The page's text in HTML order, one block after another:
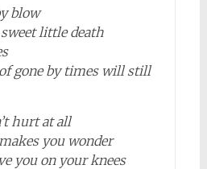
blow
little death
gone by times will still
hurt at all
you wonder
you on your knees